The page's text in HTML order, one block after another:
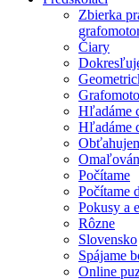
Zbierka
Čiary
Hľadáme
Hľadáme
Počítame
Počítame
Pokusy a
Rôzne
Slovensko
Spájame
Online